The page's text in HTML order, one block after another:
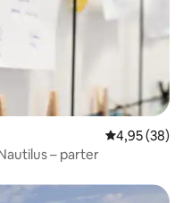
Średnia
4,95 (38)
– parter